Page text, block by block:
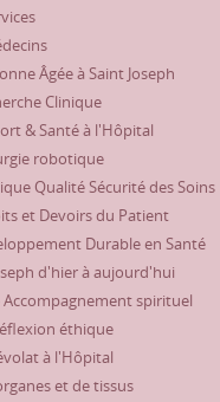
Âgée à Saint Joseph
Clinique
& Santé à l'Hôpital
robotique
Qualité Sécurité des Soins
et Devoirs du Patient
Durable en Santé
d'hier à aujourd'hui
Accompagnement spirituel
éthique
à l'Hôpital
et de tissus